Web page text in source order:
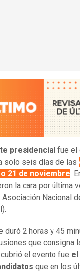
presidencial fue el
solo seis días de las
21 de noviembre.
la cara por última
Nacional
duró 2 horas y 45
que consigna
el evento fue el
que en los